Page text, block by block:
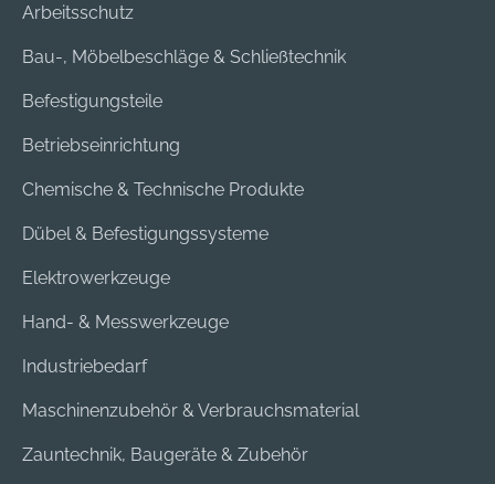
Arbeitsschutz
Bau-, Möbelbeschläge & Schließtechnik
Befestigungsteile
Betriebseinrichtung
Chemische & Technische Produkte
Dübel & Befestigungssysteme
Elektrowerkzeuge
Hand- & Messwerkzeuge
Industriebedarf
Maschinenzubehör & Verbrauchsmaterial
Zauntechnik, Baugeräte & Zubehör